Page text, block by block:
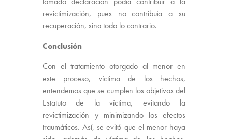
revictimización, pues no contribuía a su
recuperación, sino todo lo contrario.
Conclusión
Con el tratamiento otorgado al menor en
este proceso, víctima de los hechos,
entendemos que se cumplen los objetivos del
Estatuto de la víctima, evitando la
revictimización y minimizando los efectos
traumáticos. Así, se evitó que el menor haya